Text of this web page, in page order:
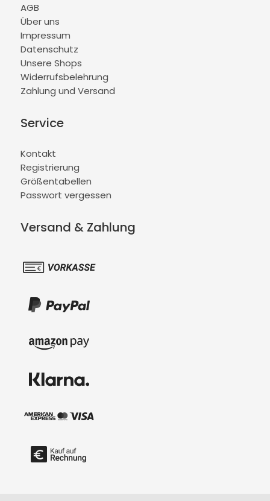
AGB
Über uns
Impressum
Datenschutz
Unsere Shops
Widerrufsbelehrung
Zahlung und Versand
Service
Kontakt
Registrierung
Größentabellen
Passwort vergessen
Versand & Zahlung